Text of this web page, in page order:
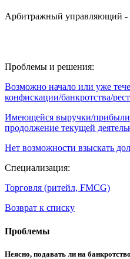
Арбитражный управляющий -
Проблемы и решения:
Возможно начало или уже
конфискации/банкротства/
Имеющейся выручки/прибыли/
продолжение текущей
Нет возможности взыскать
Специализация:
Торговля (ритейл, FMCG)
Возврат к списку
Проблемы
Неясно, подавать ли на